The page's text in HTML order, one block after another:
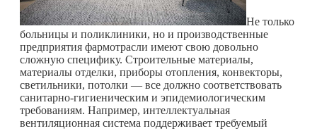
Не только
больницы и поликлиники, но и производственные
предприятия фармотрасли имеют свою довольно
сложную специфику. Строительные материалы,
материалы отделки, приборы отопления, конвекторы,
светильники, потолки — все должно соответствовать
санитарно-гигиеническим и эпидемиологическим
требованиям. Например, интеллектуальная
вентиляционная система поддерживает требуемый